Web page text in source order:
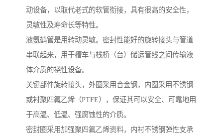
动设备，以取代老式的软管衔接，具有很高的安全性，
灵敏性及寿命长等特性。
液氨鹤管是用转动灵敏。密封性能好的旋转接头与管道
串联起来，用于槽车与栈桥（台）储运管线之间传输液
体介质的挠性设备。
关键部件旋转接头，外圈采用合金钢，内圈采用不锈钢
或衬聚四氟乙烯（PTFE），保证其可以安全、可靠地用
于高温、低温、强腐蚀性的介质。
密封圈采用加强聚四氟乙烯资料，内衬不锈钢弹性支承